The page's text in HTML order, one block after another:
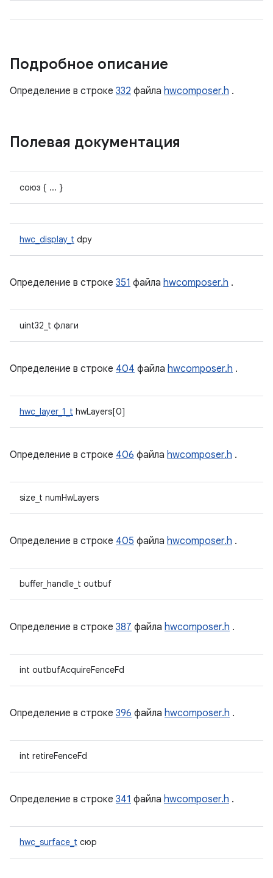
Подробное описание
Определение в строке 332 файла hwcomposer.h .
Полевая документация
союз { ... }
hwc_display_t dpy
Определение в строке 351 файла hwcomposer.h .
uint32_t флаги
Определение в строке 404 файла hwcomposer.h .
hwc_layer_1_t hwLayers[0]
Определение в строке 406 файла hwcomposer.h .
size_t numHwLayers
Определение в строке 405 файла hwcomposer.h .
buffer_handle_t outbuf
Определение в строке 387 файла hwcomposer.h .
int outbufAcquireFenceFd
Определение в строке 396 файла hwcomposer.h .
int retireFenceFd
Определение в строке 341 файла hwcomposer.h .
hwc_surface_t сюр